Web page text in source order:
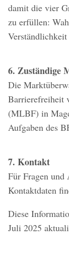
damit die vier
zu erfüllen:
6. Zuständige
Die
Barrierefreiheit
(MLBF) in
Aufgaben des
7. Kontakt
Für Fragen und
Kontaktdaten
Diese
Juli 2025